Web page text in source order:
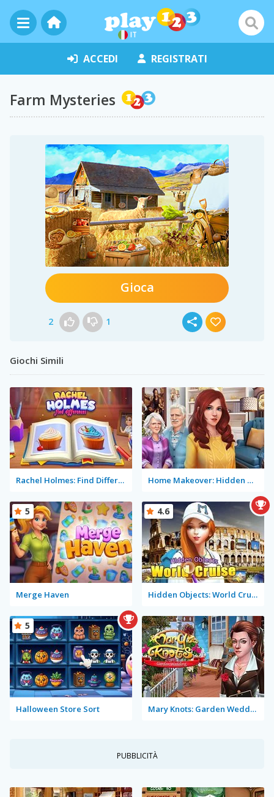
IT
ACCEDI REGISTRATI
Farm Mysteries
Gioca
2 1
Giochi Simili
Rachel Holmes: Find Differences Home Makeover: Hidden Object
Merge Haven
5
Hidden Objects: World Cruise
4.6
Halloween Store Sort
5
Mary Knots: Garden Wedding
PUBBLICITÀ